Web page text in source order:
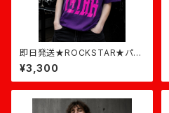
即日発送★ROCKSTAR★パー
プル×ピンク
¥3,300